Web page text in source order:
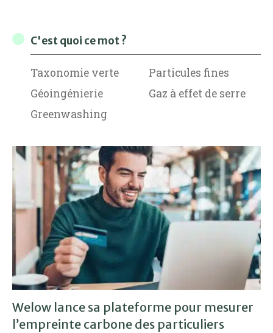
C'est quoi ce mot ?
Taxonomie verte
Particules fines
Géoingénierie
Gaz à effet de serre
Greenwashing
Welow lance sa plateforme pour mesurer
l’empreinte carbone des particuliers